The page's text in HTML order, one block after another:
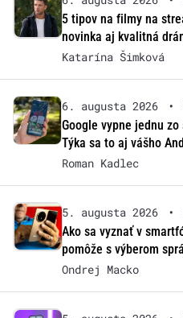
5 tipov na filmy na
novinka aj kvalitná
Katarína Šimková
6. augusta 2026 •
Google vypne jednu
Týka sa to aj vášho
Roman Kadlec
5. augusta 2026 •
Ako sa vyznať v
pomôže s výberom
Ondrej Macko